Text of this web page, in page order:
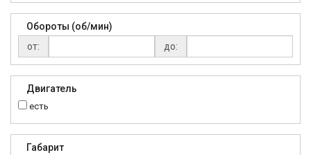
Обороты (об/мин)
от:
до:
Двигатель
есть
Габарит